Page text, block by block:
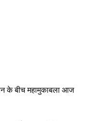
के बीच महामुकाबला आज